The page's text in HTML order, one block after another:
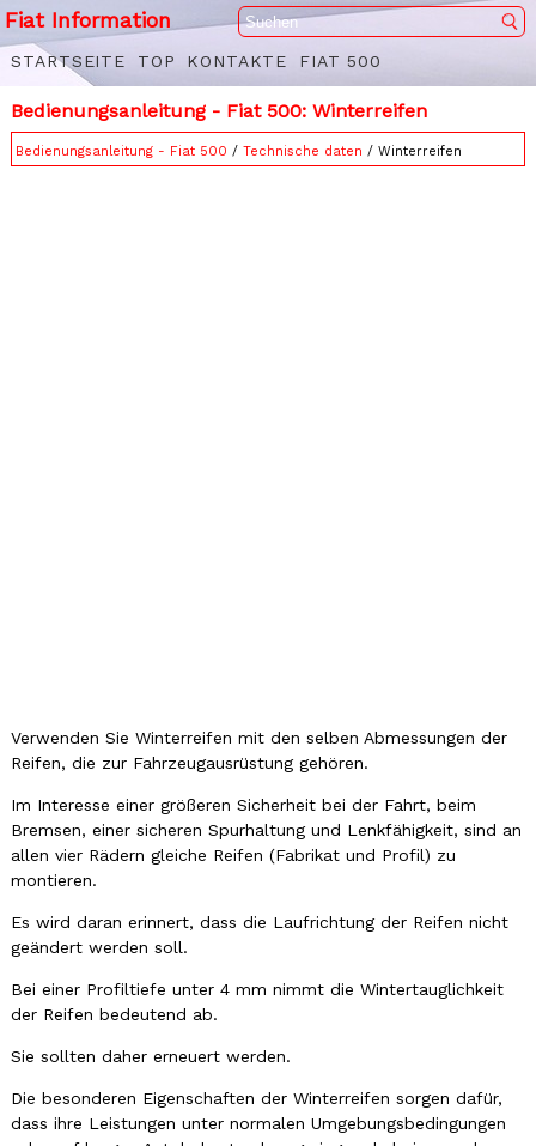
Fiat Information
STARTSEITE TOP KONTAKTE FIAT 500
Bedienungsanleitung - Fiat 500: Winterreifen
Bedienungsanleitung - Fiat 500 / Technische daten / Winterreifen
Verwenden Sie Winterreifen mit den selben Abmessungen der
Reifen, die zur Fahrzeugausrüstung gehören.
Im Interesse einer größeren Sicherheit bei der Fahrt, beim
Bremsen, einer sicheren Spurhaltung und Lenkfähigkeit, sind an
allen vier Rädern gleiche Reifen (Fabrikat und Profil) zu
montieren.
Es wird daran erinnert, dass die Laufrichtung der Reifen nicht
geändert werden soll.
Bei einer Profiltiefe unter 4 mm nimmt die Wintertauglichkeit
der Reifen bedeutend ab.
Sie sollten daher erneuert werden.
Die besonderen Eigenschaften der Winterreifen sorgen dafür,
dass ihre Leistungen unter normalen Umgebungsbedingungen